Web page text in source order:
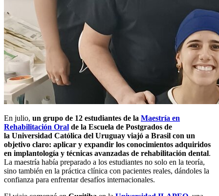
En julio, un grupo de 12 estudiantes de la Maestría en
Rehabilitación Oral de la Escuela de Postgrados de
la Universidad Católica del Uruguay viajó a Brasil con un
objetivo claro: aplicar y expandir los conocimientos adquiridos
en implantología y técnicas avanzadas de rehabilitación dental.
La maestría había preparado a los estudiantes no solo en la teoría,
sino también en la práctica clínica con pacientes reales, dándoles la
confianza para enfrentar desafíos internacionales.